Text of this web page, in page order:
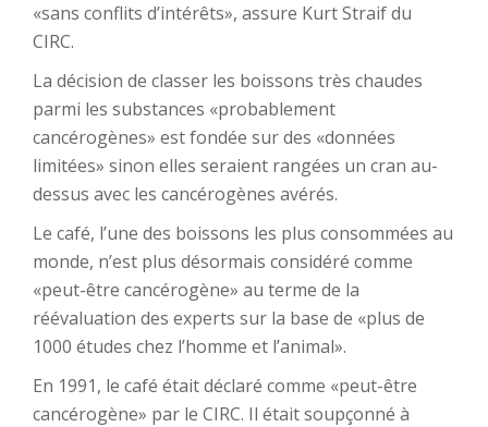
«sans conflits d’intérêts», assure Kurt Straif du
CIRC.
La décision de classer les boissons très chaudes
parmi les substances «probablement
cancérogènes» est fondée sur des «données
limitées» sinon elles seraient rangées un cran au-
dessus avec les cancérogènes avérés.
Le café, l’une des boissons les plus consommées au
monde, n’est plus désormais considéré comme
«peut-être cancérogène» au terme de la
réévaluation des experts sur la base de «plus de
1000 études chez l’homme et l’animal».
En 1991, le café était déclaré comme «peut-être
cancérogène» par le CIRC. Il était soupçonné à